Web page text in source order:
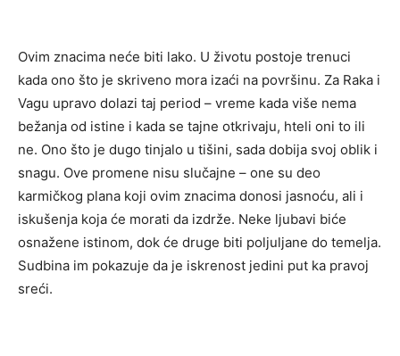
Ovim znacima neće biti lako. U životu postoje trenuci
kada ono što je skriveno mora izaći na površinu. Za Raka i
Vagu upravo dolazi taj period – vreme kada više nema
bežanja od istine i kada se tajne otkrivaju, hteli oni to ili
ne. Ono što je dugo tinjalo u tišini, sada dobija svoj oblik i
snagu. Ove promene nisu slučajne – one su deo
karmičkog plana koji ovim znacima donosi jasnoću, ali i
iskušenja koja će morati da izdrže. Neke ljubavi biće
osnažene istinom, dok će druge biti poljuljane do temelja.
Sudbina im pokazuje da je iskrenost jedini put ka pravoj
sreći.